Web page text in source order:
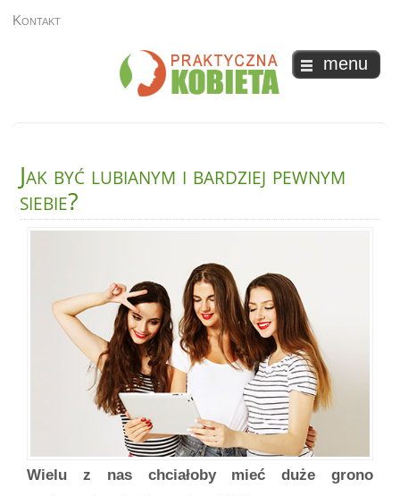
Kontakt
menu
Jak być lubianym i bardziej pewnym
siebie?
Wielu z nas chciałoby mieć duże grono